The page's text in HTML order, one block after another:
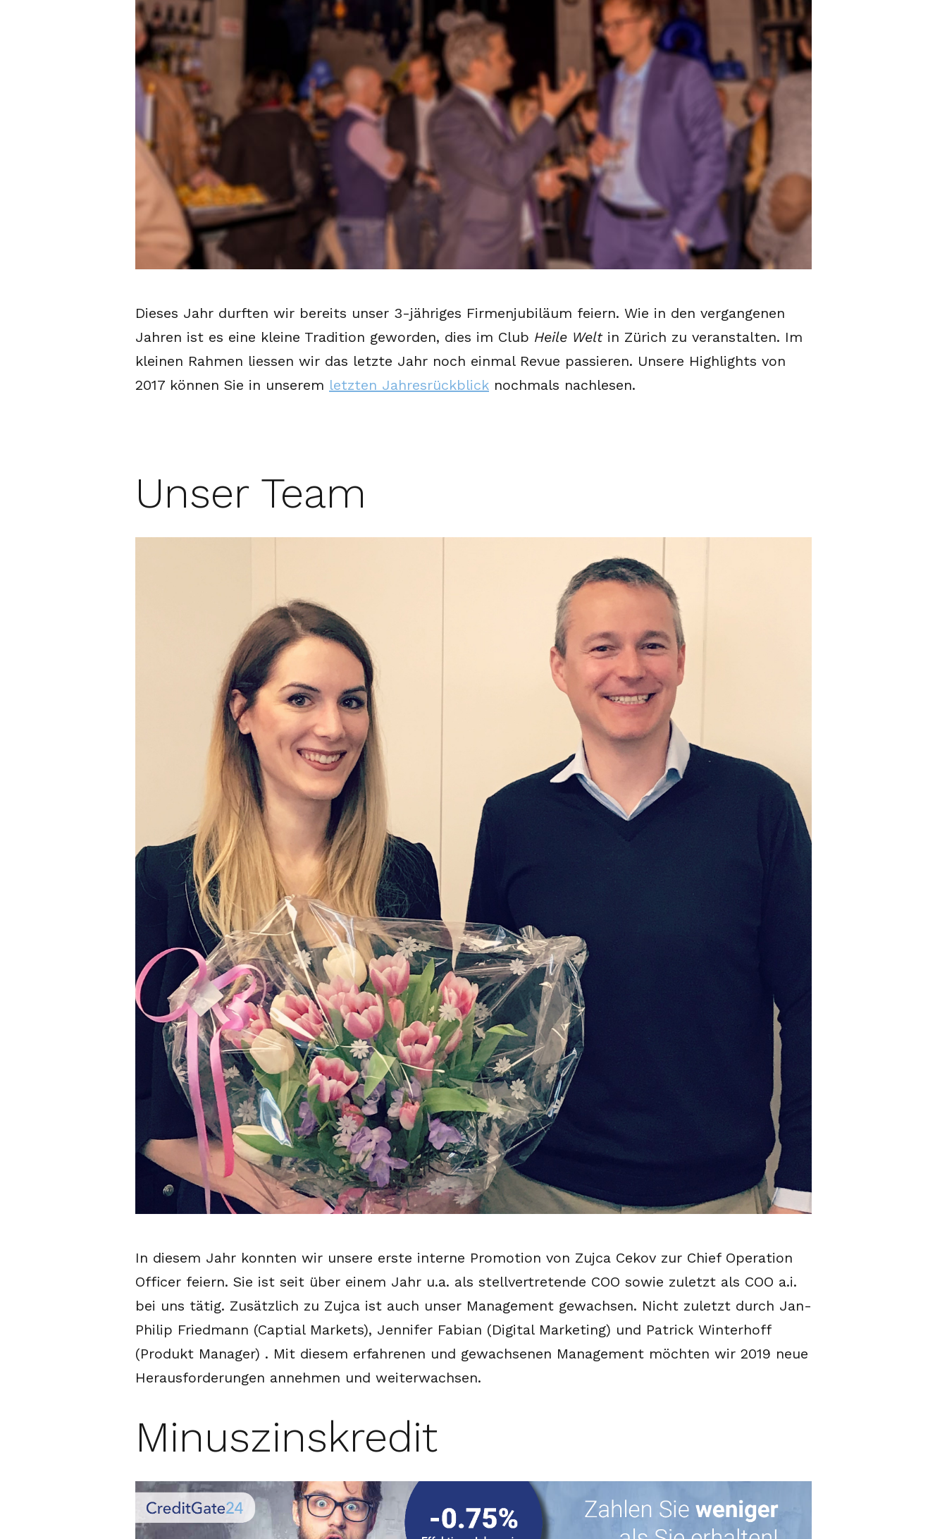
Dieses Jahr durften wir bereits unser 3-jähriges Firmenjubiläum feiern. Wie in den vergangenen
Jahren ist es eine kleine Tradition geworden, dies im Club Heile Weltin Zürich zu veranstalten. Im
kleinen Rahmen liessen wir das letzte Jahr noch einmal Revue passieren. Unsere Highlights von
2017 können Sie in unserem letzten Jahresrückblick nochmals nachlesen.
Unser Team
In diesem Jahr konnten wir unsere erste interne Promotion von Zujca Cekov zur Chief Operation
Officer feiern. Sie ist seit über einem Jahr u.a. als stellvertretende COO sowie zuletzt als COO a.i.
bei uns tätig. Zusätzlich zu Zujca ist auch unser Management gewachsen. Nicht zuletzt durch Jan-
Philip Friedmann (Captial Markets), Jennifer Fabian (Digital Marketing) und Patrick Winterhoff
(Produkt Manager) . Mit diesem erfahrenen und gewachsenen Management möchten wir 2019 neue
Herausforderungen annehmen und weiterwachsen.
Minuszinskredit